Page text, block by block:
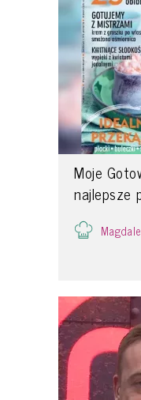
Moje
najlepsze